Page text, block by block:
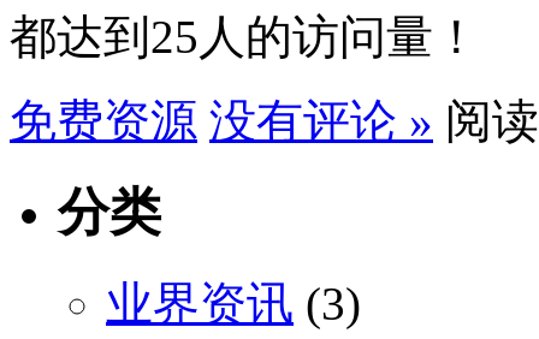
都达到25人的访问量！
免费资源 没有评论 » 阅
分类
业界资讯 (3)